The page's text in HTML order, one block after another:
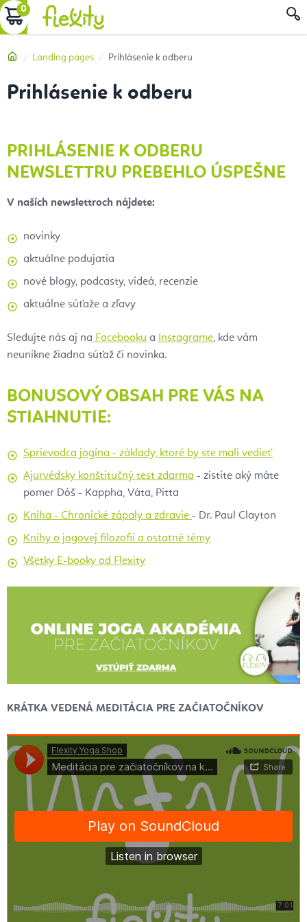
Prejsť
na
NÁKUPNÝ
DomovLanding pages Prihlásenie k odberu
Prihlásenie k odberu
PRIHLÁSENIE K ODBERU
NEWSLETTRU PREBEHLO ÚSPEŠNE
V naších newslettroch nájdete:
novinky
aktuálne podujatia
nové blogy, podcasty, videá, recenzie
aktuálne súťaže a zľavy
Sledujte nás aj na Facebooku a Instagrame, kde vám
neunikne žiadna súťaž či novinka.
BONUSOVÝ OBSAH PRE VÁS NA
STIAHNUTIE:
Sprievodca jogína - základy, ktoré by ste mali vedieť
Ajurvédsky konštitučný test zdarma - zistite aký máte
pomer Dóš - Kappha, Váta, Pitta
Kniha - Chronické zápaly a zdravie - Dr. Paul Clayton
Knihy o jogovej filozofii a ostatné témy
Všetky E-booky od Flexity
KRÁTKA VEDENÁ MEDITÁCIA PRE ZAČIATOČNÍKOV